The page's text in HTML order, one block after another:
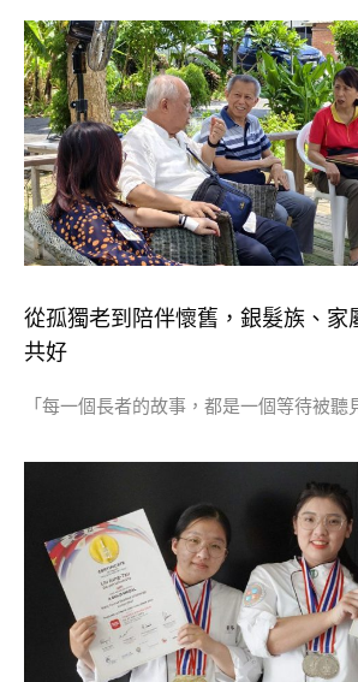
從孤獨老到陪伴懷舊，銀髮族、家
共好
「每一個長者的故事，都是一個等待被聽